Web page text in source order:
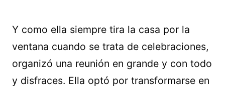
Y como ella siempre tira la casa por la
ventana cuando se trata de celebraciones,
organizó una reunión en grande y con todo
y disfraces. Ella optó por transformarse en